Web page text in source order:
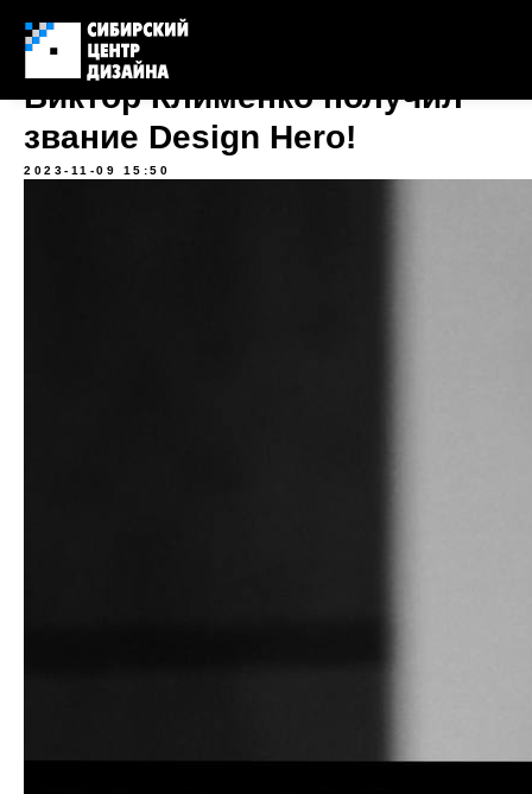
Виктор Клименко получил
звание Design Hero!
2023-11-09 15:50